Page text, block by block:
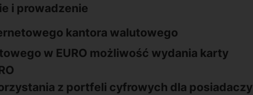
i prowadzenie
kantora walutowego
w EURO możliwość wydania karty
z portfeli cyfrowych dla posiadaczy